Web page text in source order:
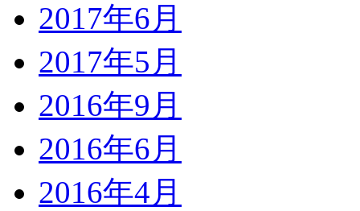
2017年6月
2017年5月
2016年9月
2016年6月
2016年4月